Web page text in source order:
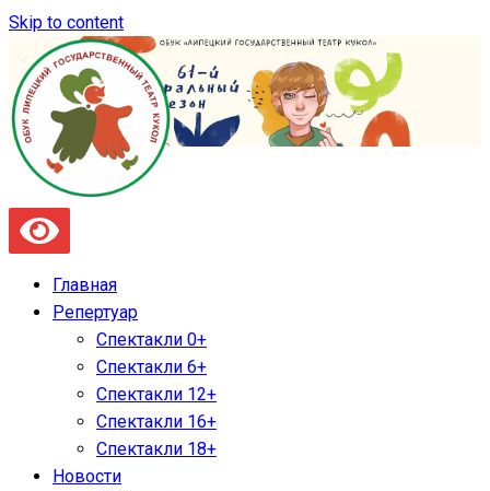
Skip to content
Главная
Репертуар
Спектакли 0+
Спектакли 6+
Спектакли 12+
Спектакли 16+
Спектакли 18+
Новости